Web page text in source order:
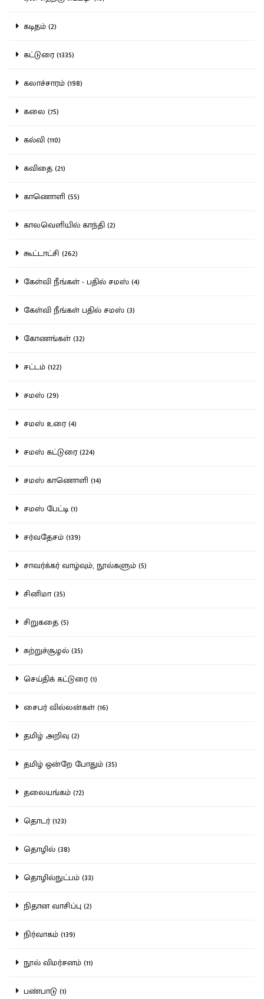
கடிதம் (2)
கட்டுரை (1335)
கலாச்சாரம் (198)
கலை (75)
கல்வி (110)
கவிதை (21)
காணொளி (55)
காலவெளியில் காந்தி (2)
கூட்டாட்சி (262)
கேள்வி நீங்கள் - பதில் சமஸ் (4)
கேள்வி நீங்கள் பதில் சமஸ் (3)
கோணங்கள் (32)
சட்டம் (122)
சமஸ் (29)
சமஸ் உரை (4)
சமஸ் கட்டுரை (224)
சமஸ் காணொளி (14)
சமஸ் பேட்டி (1)
சர்வதேசம் (139)
சாவர்க்கர் வாழ்வும், நூல்களும் (5)
சினிமா (35)
சிறுகதை (5)
சுற்றுச்சூழல் (35)
செய்திக் கட்டுரை (1)
சைபர் வில்லன்கள் (16)
தமிழ் அறிவு (2)
தமிழ் ஒன்றே போதும் (35)
தலையங்கம் (72)
தொடர் (123)
தொழில் (38)
தொழில்நுட்பம் (33)
நிதான வாசிப்பு (2)
நிர்வாகம் (139)
நூல் விமர்சனம் (11)
பண்பாடு (1)